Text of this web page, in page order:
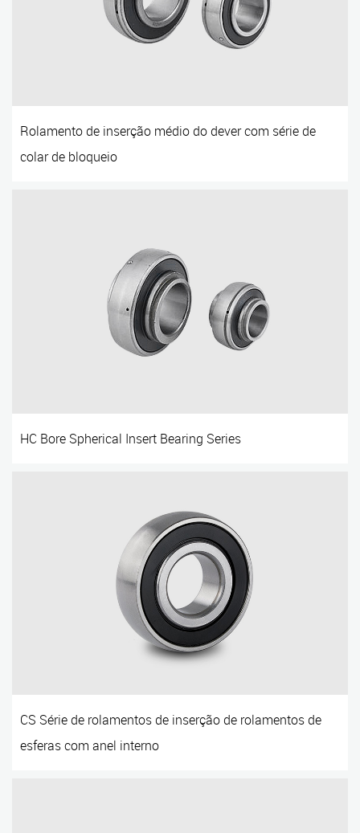
Rolamento de inserção médio do dever com série de
colar de bloqueio
HC Bore Spherical Insert Bearing Series
CS Série de rolamentos de inserção de rolamentos de
esferas com anel interno